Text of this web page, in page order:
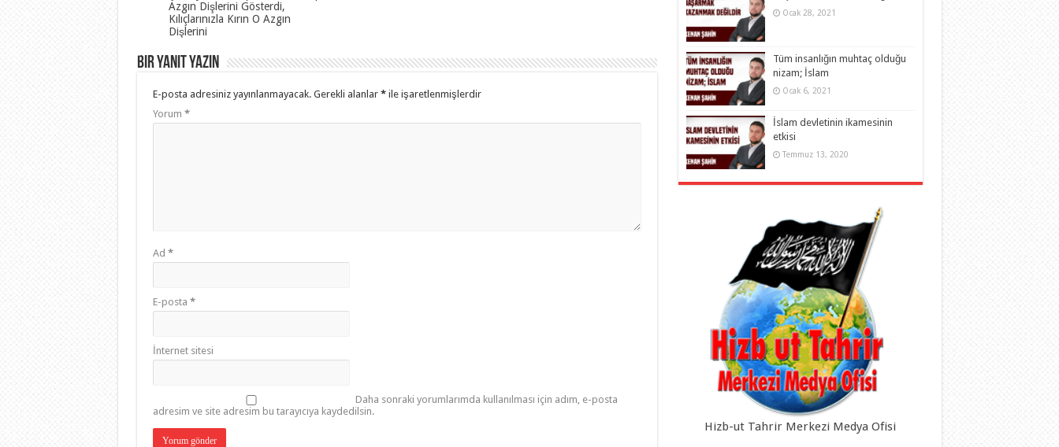
Azgın Dişlerini Gösterdi,
Kılıçlarınızla Kırın O Azgın
Dişlerini
Bir yanıt yazın
E-posta adresiniz yayınlanmayacak. Gerekli alanlar *ile işaretlenmişlerdir
Yorum *
Ad *
E-posta *
İnternet sitesi
Daha sonraki yorumlarımda kullanılması için adım, e-posta
adresim ve site adresim bu tarayıcıya kaydedilsin.
Ocak 28, 2021
Tüm insanlığın muhtaç olduğu
nizam; İslam
Ocak 6, 2021
İslam devletinin ikamesinin
etkisi
Temmuz 13, 2020
Hizb-ut Tahrir Merkezi Medya Ofisi